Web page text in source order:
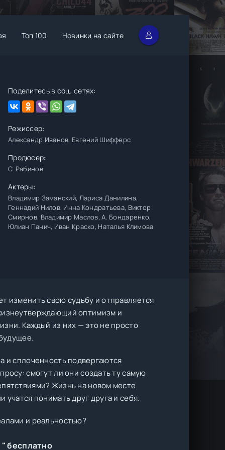
Топ 100 Новинки на сайте
Поделитесь в соц. сетях:
Режиссер:
Александр Иванов, Евгений Шифферс
Продюсер:
С. Рабинов
Актеры:
Владимир Заманский, Лариса Данилина,
Геннадий Нилов, Инна Кондратьева, Виктор
Смирнов, Владимир Маслов, А. Бондаренко,
Юлиан Панич, Иван Краско, Наталья Климова
изменить свою судьбу и отправляется
оптимизм и
Каждый из них — это не просто
и сплоченность подвергаются
смогут ли они создать ту самую
Жизнь на новом месте
понимать друг друга и себя.
и реальностью?
бесплатно